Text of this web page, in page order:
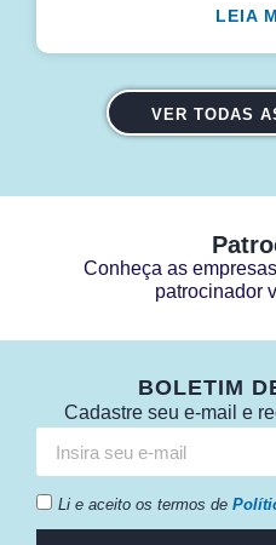
LEIA
VER TODAS
Conheça as
patrocinador
BOLETIM
Cadastre seu e-mail e
Li e aceito os termos de